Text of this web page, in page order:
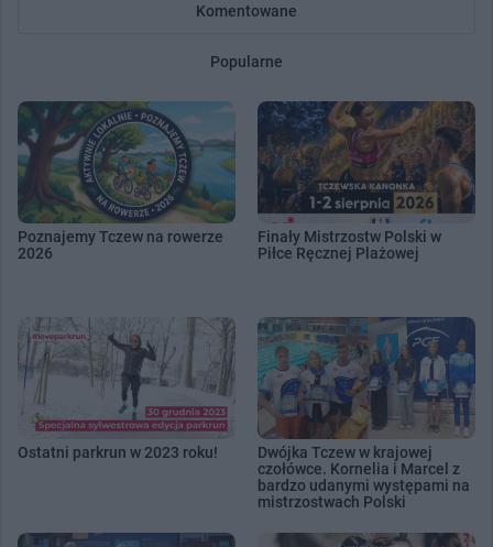
Komentowane
Popularne
Poznajemy Tczew na rowerze
2026
Finały Mistrzostw Polski w
Piłce Ręcznej Plażowej
Ostatni parkrun w 2023 roku!
Dwójka Tczew w krajowej
czołówce. Kornelia i Marcel z
bardzo udanymi występami na
mistrzostwach Polski